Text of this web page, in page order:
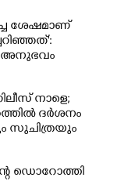
ശേഷമാണ്
അനുഭവം
നാളെ;
ദർശനം
സുചിത്രയും
ഡൊറോത്തി